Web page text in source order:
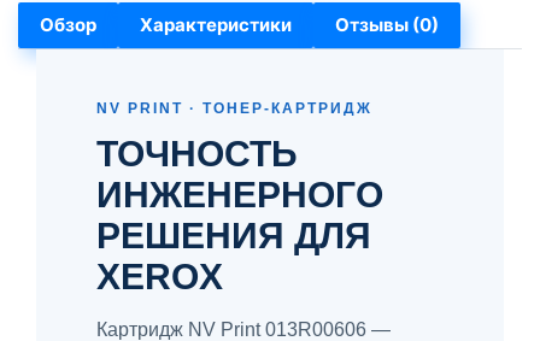
Обзор Характеристики Отзывы (0)
NV PRINT · ТОНЕР-КАРТРИДЖ
ТОЧНОСТЬ
ИНЖЕНЕРНОГО
РЕШЕНИЯ ДЛЯ
XEROX
Картридж NV Print 013R00606 —